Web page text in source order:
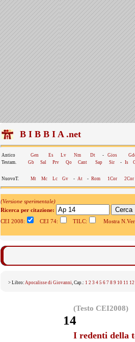
B I B B I A .net
Antico Gen Es Lv Nm Dt - Gios
Testam.
Gb Sal Prv Qo Cant Sap Sir - Is
NuovoT. Mt Mc Lc Gv - At - Rom 1Cor 2Cor
(Versione sperimentale)
Ricerca per citazione:
CEI 2008:
CEI 74: TILC: Mostra
> Libro: Apocalisse di Giovanni, Cap.: 1 2 3 4 5 6 7 8 9 10 11 12
(Testo CEI2008)
14
I redenti della